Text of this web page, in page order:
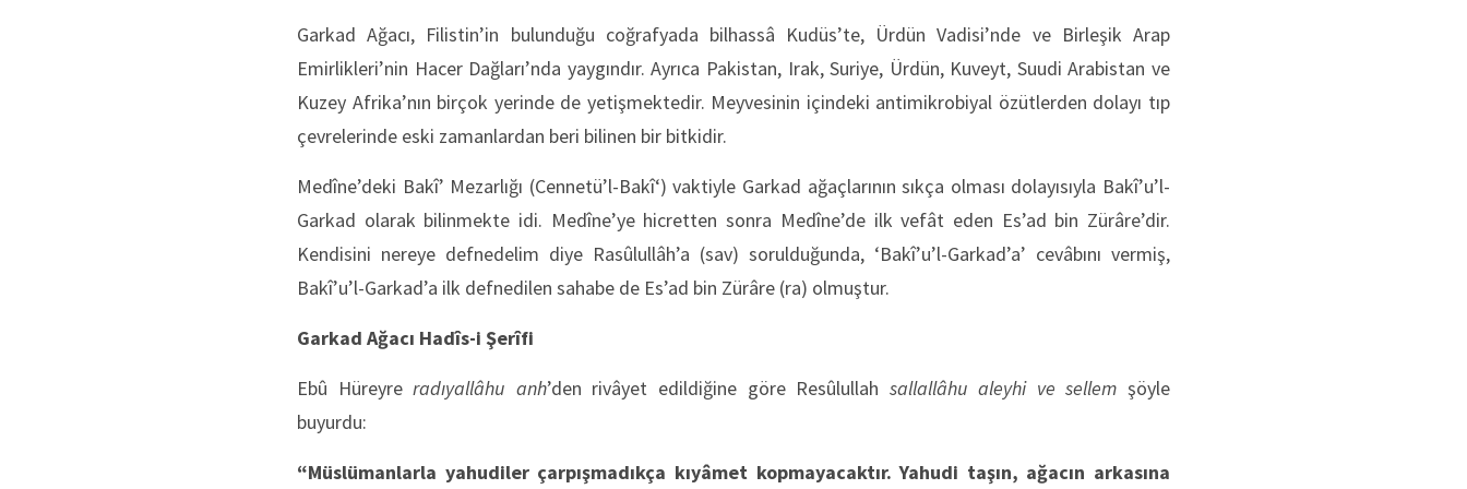
Garkad Ağacı, Filistin’in bulunduğu coğrafyada bilhassâ Kudüs’te, Ürdün Vadisi’nde ve Birleşik Arap
Emirlikleri’nin Hacer Dağları’nda yaygındır. Ayrıca Pakistan, Irak, Suriye, Ürdün, Kuveyt, Suudi Arabistan ve
Kuzey Afrika’nın birçok yerinde de yetişmektedir. Meyvesinin içindeki antimikrobiyal özütlerden dolayı tıp
çevrelerinde eski zamanlardan beri bilinen bir bitkidir.
Medîne’deki Bakî’ Mezarlığı (Cennetü’l-Bakî‘) vaktiyle Garkad ağaçlarının sıkça olması dolayısıyla Bakî’u’l-
Garkad olarak bilinmekte idi. Medîne’ye hicretten sonra Medîne’de ilk vefât eden Es’ad bin Zürâre’dir.
Kendisini nereye defnedelim diye Rasûlullâh’a (sav) sorulduğunda, ‘Bakî’u’l-Garkad’a’ cevâbını vermiş,
Bakî’u’l-Garkad’a ilk defnedilen sahabe de Es’ad bin Zürâre (ra) olmuştur.
Garkad Ağacı Hadîs-i Şerîfi
Ebû Hüreyreradıyallâhu anh’den rivâyet edildiğine göre Resûlullah sallallâhu aleyhi ve sellemşöyle
buyurdu:
“Müslümanlarla yahudiler çarpışmadıkça kıyâmet kopmayacaktır. Yahudi taşın, ağacın arkasına